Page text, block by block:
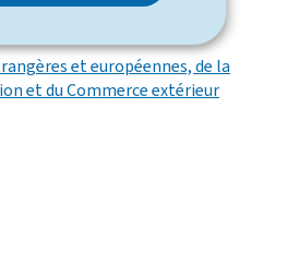
et européennes, de la
et du Commerce extérieur